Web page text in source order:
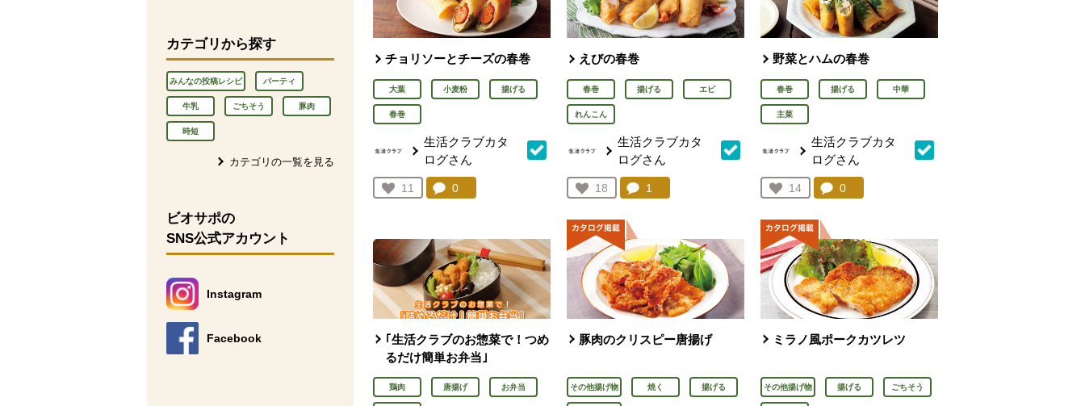
カテゴリから探す
みんなの投稿レシピ パーティ
牛乳 ごちそう 豚肉
時短
カテゴリの一覧を見る
ビオサポの
SNS公式アカウント
Instagram
別のウィンドウで開きます。
Facebook
別のウィンドウで開きます。
チョリソーとチーズの春巻
大葉 小麦粉 揚げる
春巻
生活クラブカタ
ログさん
お気に入り登録：
11
人が登録
コメント：
0
えびの春巻
春巻 揚げる エビ
れんこん
生活クラブカタ
ログさん
お気に入り登録：
18
人が登録
コメント：
1
野菜とハムの春巻
春巻 揚げる 中華
主菜
生活クラブカタ
ログさん
お気に入り登録：
14
人が登録
コメント：
0件。コメントを見る。
｢生活クラブのお惣菜で！つめ
るだけ簡単お弁当｣
鶏肉 唐揚げ お弁当
豚肉のクリスピー唐揚げ
その他揚げ物 焼く 揚げる
ミラノ風ポークカツレツ
その他揚げ物 揚げる ごちそう